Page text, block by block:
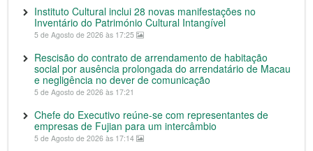
Instituto Cultural inclui 28 novas manifestações no
Inventário do Património Cultural Intangível
5 de Agosto de 2026 às 17:25
Rescisão do contrato de arrendamento de habitação
social por ausência prolongada do arrendatário de Macau
e negligência no dever de comunicação
5 de Agosto de 2026 às 17:21
Chefe do Executivo reúne-se com representantes de
empresas de Fujian para um intercâmbio
5 de Agosto de 2026 às 17:14